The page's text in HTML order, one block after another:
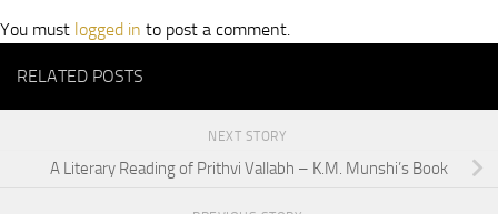
You must logged in to post a comment.
RELATED POSTS
NEXT STORY
A Literary Reading of Prithvi Vallabh – K.M. Munshi’s Book